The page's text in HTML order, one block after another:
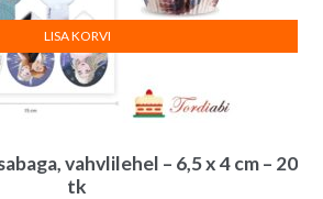
vahvlilehel – 6,5 x 4 cm – 20
tk
LISA KORVI